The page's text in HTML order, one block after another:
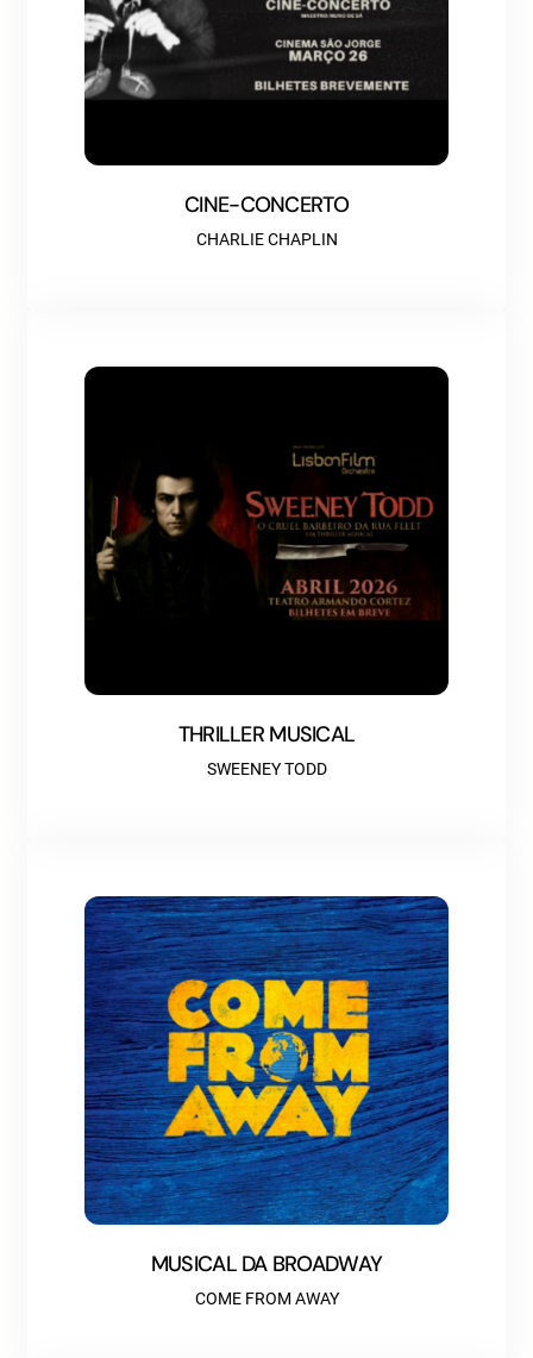
CINE-CONCERTO
CHARLIE CHAPLIN
THRILLER MUSICAL
SWEENEY TODD
MUSICAL DA BROADWAY
COME FROM AWAY